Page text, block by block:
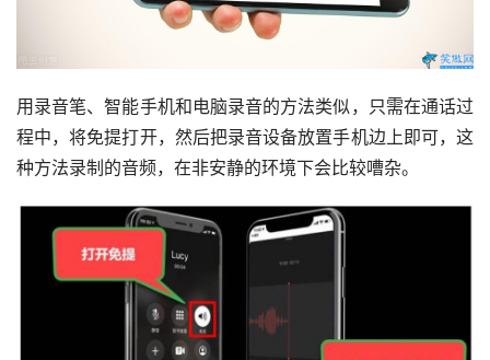
用录音笔、智能手机和电脑录音的方法类似，只需在通话过
程中，将免提打开，然后把录音设备放置手机边上即可，这
种方法录制的音频，在非安静的环境下会比较嘈杂。